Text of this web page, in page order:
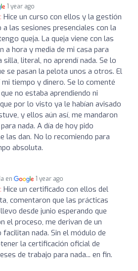
1 year ago
Hice un curso con ellos y la gestión
a las sesiones presenciales con la
queja. La queja viene con las
a hora y media de mi casa para
literal, no aprendí nada. Se lo
se pasan la pelota unos a otros. El
tiempo y dinero. Se lo comenté
no estaba aprendiendo ni
por lo visto ya le habían avisado
y ellos aún así, me mandaron
nada. A día de hoy pido
las dan. No lo recomiendo para
absoluta.
en 1 year ago
Hice un certificado con ellos del
comentaron que las prácticas
desde junio esperando que
el proceso, me derivan de un
nada. Sin el módulo de
la certificación oficial de
de trabajo para nada... en fin.